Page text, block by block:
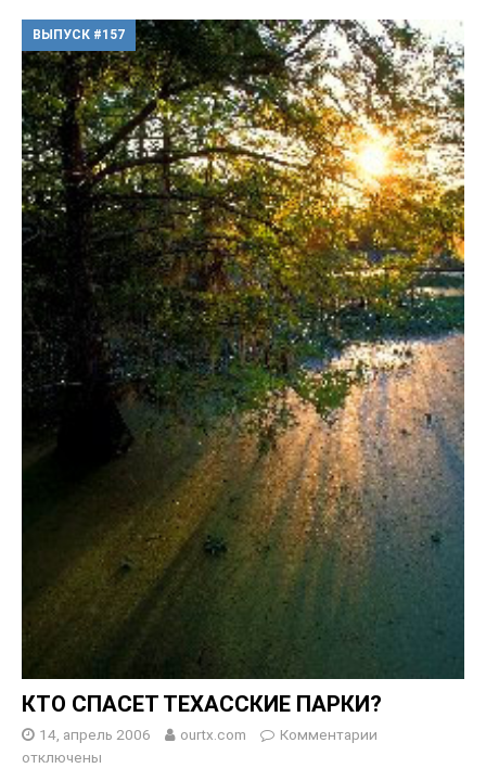
ВЫПУСК #157
КТО СПАСЕТ ТЕХАССКИЕ ПАРКИ?
14, апрель 2006 ourtx.com
Комментарии
отключены